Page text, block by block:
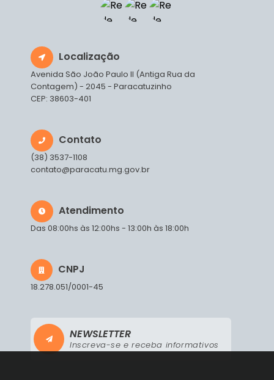
Localização
Avenida São João Paulo II (Antiga Rua da
Contagem) - 2045 - Paracatuzinho
CEP: 38603-401
Contato
(38) 3537-1108
contato@paracatu.mg.gov.br
Atendimento
Das 08:00hs às 12:00hs - 13:00h às 18:00h
CNPJ
18.278.051/0001-45
NEWSLETTER
Inscreva-se e receba informativos